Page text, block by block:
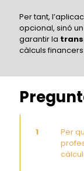
Per tant,
opcional, sinó un
garantir la
càlculs
1
Per